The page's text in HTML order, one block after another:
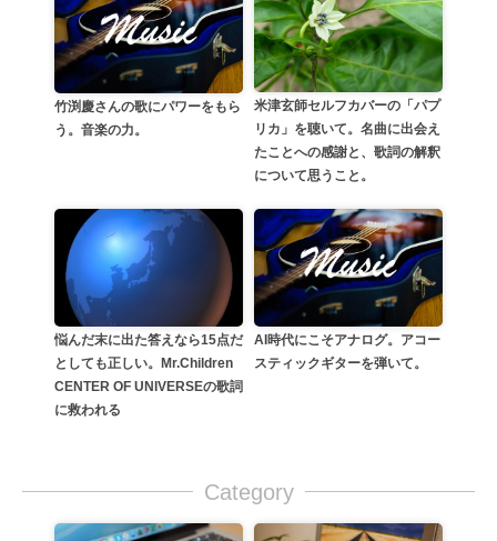
竹渕慶さんの歌にパワーをもら
う。音楽の力。
米津玄師セルフカバーの「パプ
リカ」を聴いて。名曲に出会え
たことへの感謝と、歌詞の解釈
について思うこと。
悩んだ末に出た答えなら15点だ
としても正しい。Mr.Children
CENTER OF UNIVERSEの歌詞
に救われる
AI時代にこそアナログ。アコー
スティックギターを弾いて。
Category